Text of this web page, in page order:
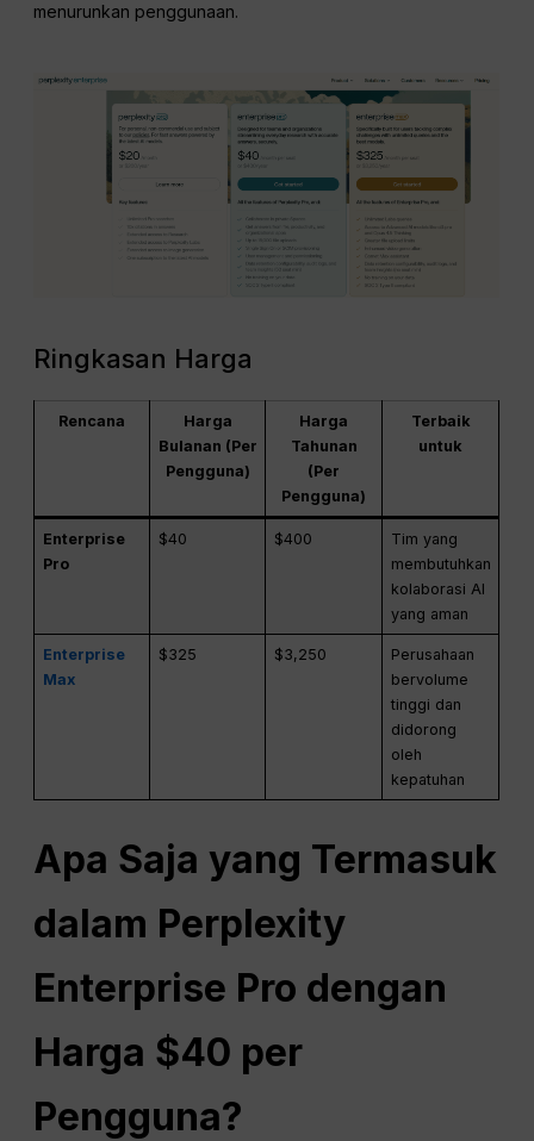
menurunkan penggunaan.
Ringkasan Harga
Rencana
Harga
Bulanan (Per
Pengguna)
Harga
Tahunan
(Per
Pengguna)
Terbaik
untuk
Enterprise
Pro
$40 $400
Tim yang
membutuhkan
kolaborasi AI
yang aman
Enterprise
Max
$325 $3,250
Perusahaan
bervolume
tinggi dan
didorong
oleh
kepatuhan
Apa Saja yang Termasuk
dalam Perplexity
Enterprise Pro dengan
Harga $40 per
Pengguna?